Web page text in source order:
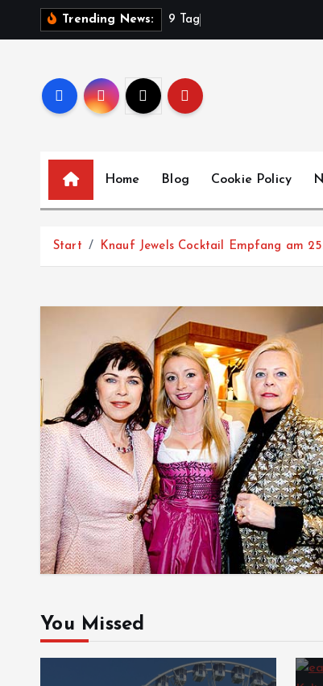
Trending News: 9 ag
Home Blog Cookie Policy
Start Knauf Jewels Cocktail Empfang am
You Missed